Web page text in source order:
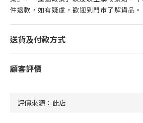
件退款，如有疑慮，歡迎到門市了解貨品。
送貨及付款方式
顧客評價